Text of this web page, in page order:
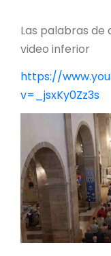
Las palabras de
video inferior
https://
v=_jsxKy0Zz3s